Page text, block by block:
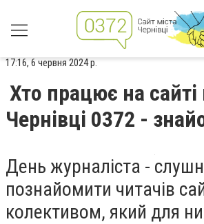
17:16, 6 червня 2024 р.
Хто працює на сайті
Чернівці 0372 -
День журналіста -
познайомити читачів
колективом, який для